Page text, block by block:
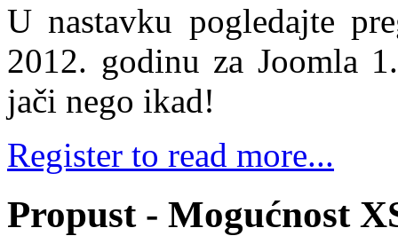
U nastavku pogledajte
2012. godinu za Joomla
jači nego ikad!
Register to read more...
Propust - Mogućnost